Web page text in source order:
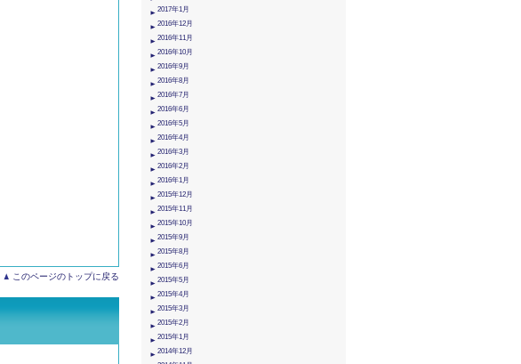
このページのトップに戻る
2017年1月
2016年12月
2016年11月
2016年10月
2016年9月
2016年8月
2016年7月
2016年6月
2016年5月
2016年4月
2016年3月
2016年2月
2016年1月
2015年12月
2015年11月
2015年10月
2015年9月
2015年8月
2015年6月
2015年5月
2015年4月
2015年3月
2015年2月
2015年1月
2014年12月